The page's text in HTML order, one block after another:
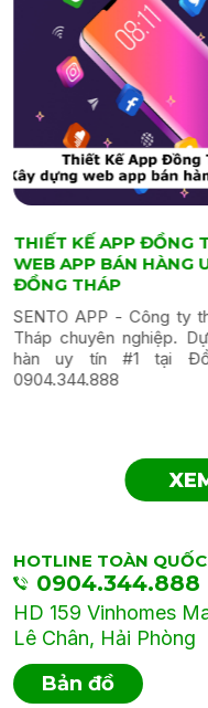
THIẾT KẾ APP ĐỒNG
WEB APP BÁN HÀNG
ĐỒNG THÁP
SENTO APP - Công ty
Tháp chuyên nghiệp.
hàn uy tín #1 tại
0904.344.888
HOTLINE TOÀN QUỐC
0904.344.888
HD 159 Vinhomes
Lê Chân, Hải Phòng
Bản đồ